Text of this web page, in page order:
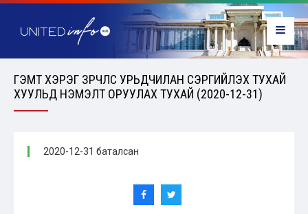
ГЭМТ ХЭРЭГ ЗӨРЧЛӨӨС УРЬДЧИЛАН СЭРГИЙЛЭХ ТУХАЙ
ХУУЛЬД НЭМЭЛТ ОРУУЛАХ ТУХАЙ (2020-12-31)
2020-12-31 баталсан